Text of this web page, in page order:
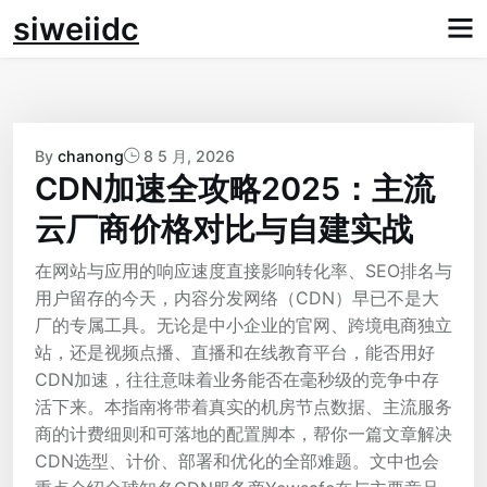
Skip
tosiweiidc
By chanong 8 5 月, 2026
CDN加速全攻略2025：主流
云厂商价格对比与自建实战
在网站与应用的响应速度直接影响转化率、SEO排名与
用户留存的今天，内容分发网络（CDN）早已不是大
厂的专属工具。无论是中小企业的官网、跨境电商独立
站，还是视频点播、直播和在线教育平台，能否用好
CDN加速，往往意味着业务能否在毫秒级的竞争中存
活下来。本指南将带着真实的机房节点数据、主流服务
商的计费细则和可落地的配置脚本，帮你一篇文章解决
CDN选型、计价、部署和优化的全部难题。文中也会